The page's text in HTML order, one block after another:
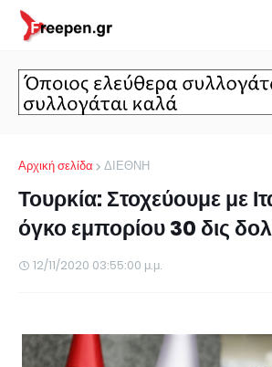
Αρχική σελίδα ΔΙΕΘΝΗ
Τουρκία: Στοχεύουμε με
όγκο εμπορίου 30 δις
12/11/2020 03:55:00 μ.μ.